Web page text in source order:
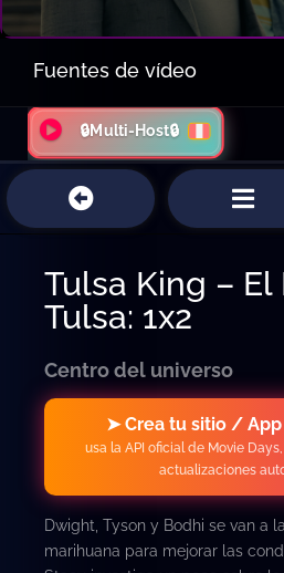
Fuentes de vídeo
🔒Multi-Host🔒
Tulsa King – El
Tulsa: 1x2
Centro del universo
➤ Crea tu sitio /
usa la API oficial de Movie
actualizaciones
Dwight, Tyson y Bodhi se van a
marihuana para mejorar las